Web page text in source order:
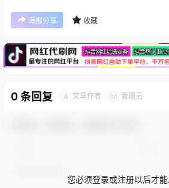
海报分享 收藏
广告
0 条回复 A 文章作者 M 管理员
您必须登录或注册以后才